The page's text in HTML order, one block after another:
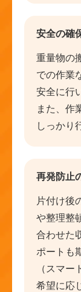
安全の確
重量物の
での作業
安全に行
また、作
しっかり
再発防止
片付け後
や整理整
合わせた
ポートも
（スマ
希望に応